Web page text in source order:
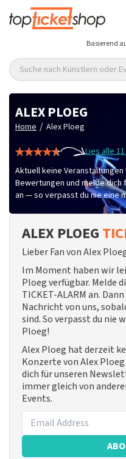
Basierend
Suche nach Künstlern oder
ALEX PLOEG
Home / Alex Ploeg
Lies alle
Aktuell keine Veranstaltungen
Bewertungen und melde
an — so verpasst du nie eine
ALEX PLOEG
Lieber Fan von Alex
Im Moment haben wir
Ploeg verfügbar. Melde
TICKET-ALARM an.
Nachricht von uns,
sind. So verpasst du nie
Ploeg!
Alex Ploeg hat derzeit
Konzerte von Alex
dich für unseren
immer gleich von
Events.